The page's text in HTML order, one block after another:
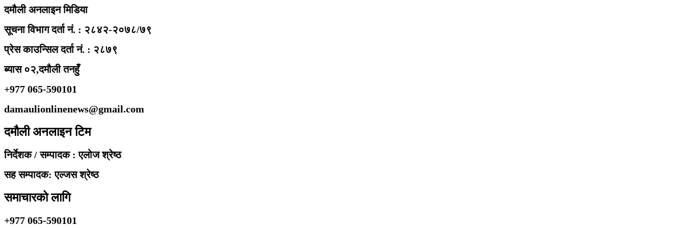
दमौली अनलाइन मिडिया
सूचना विभाग दर्ता नं. : २८४२-२०७८/७९
प्रेस काउन्सिल दर्ता नं. : २८७९
ब्यास ०२,दमौली तनहुँ
+977 065-590101
damaulionlinenews@gmail.com
दमौली अनलाइन टिम
निर्देशक / सम्पादक : एलोज श्रेष्ठ
सह सम्पादक: एल्जस श्रेष्ठ
समाचारको लागि
+977 065-590101